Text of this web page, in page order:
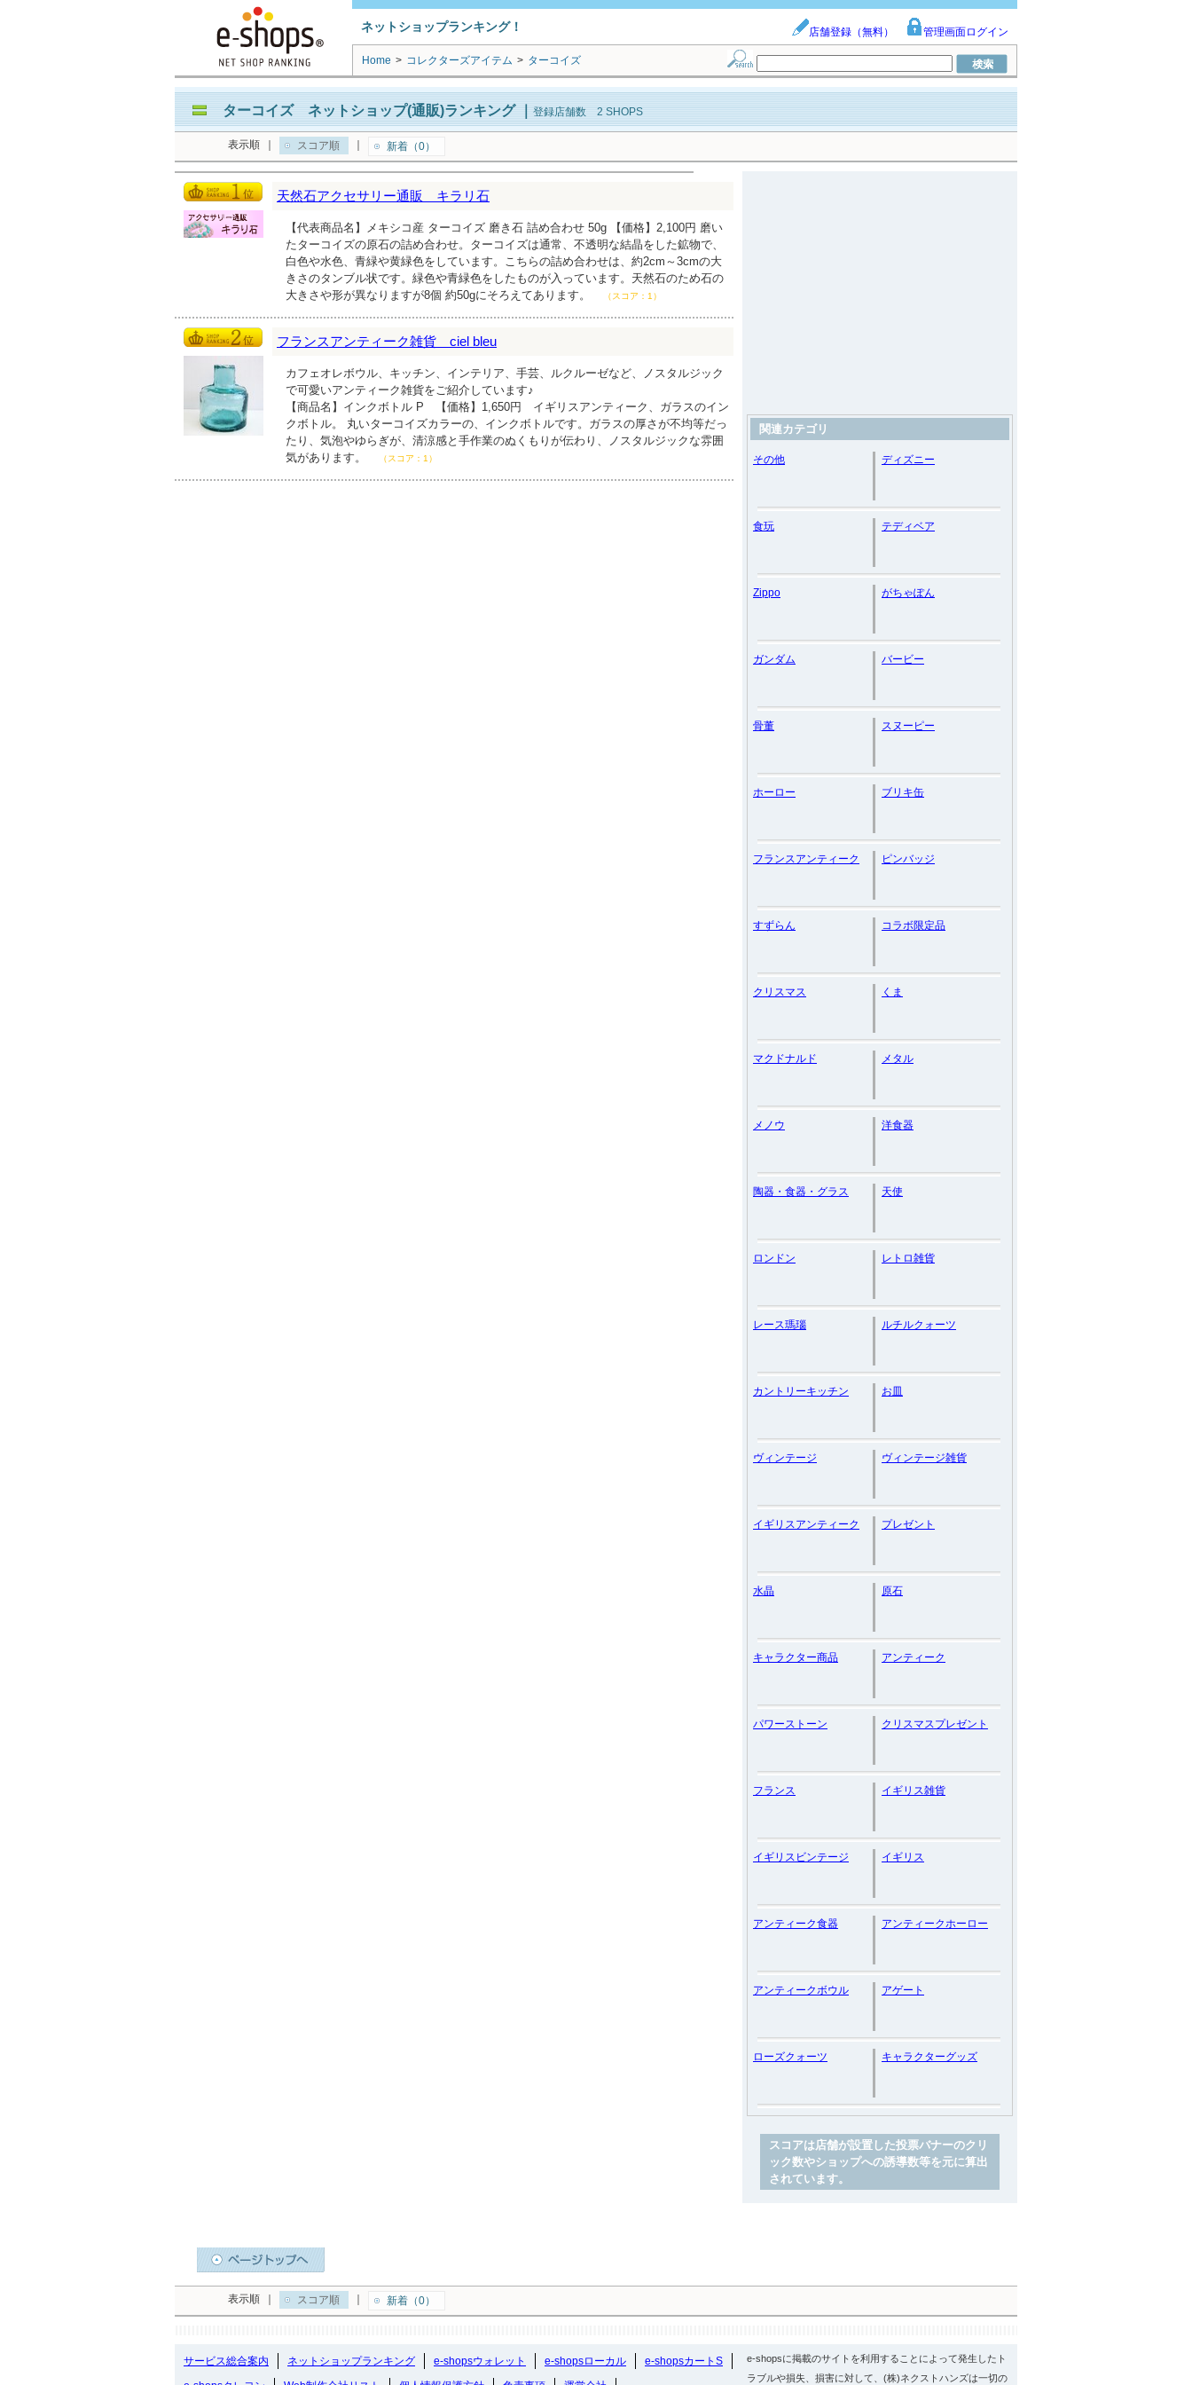
ネットショップランキング！ 店舗登録（無料） 管理画面ログイン
Home > コレクターズアイテム > ターコイズ
ターコイズ ネットショップ(通販)ランキング｜ 登録店舗数 2 SHOPS
表示順 スコア順 新着（0）
天然石アクセサリー通販 キラリ石
【代表商品名】メキシコ産 ターコイズ 磨き石 詰め合わせ 50g 【価格】2,100円 磨い
たターコイズの原石の詰め合わせ。ターコイズは通常、不透明な結晶をした鉱物で、
白色や水色、青緑や黄緑色をしています。こちらの詰め合わせは、約2cm～3cmの大
きさのタンブル状です。緑色や青緑色をしたものが入っています。天然石のため石の
大きさや形が異なりますが8個 約50gにそろえてあります。
（スコア：1）
フランスアンティーク雑貨 ciel bleu
カフェオレボウル、キッチン、インテリア、手芸、ルクルーゼなど、ノスタルジック
で可愛いアンティーク雑貨をご紹介しています♪
【商品名】インクボトル P 【価格】1,650円 イギリスアンティーク、ガラスのイン
クボトル。 丸いターコイズカラーの、インクボトルです。ガラスの厚さが不均等だっ
たり、気泡やゆらぎが、清涼感と手作業のぬくもりが伝わり、ノスタルジックな雰囲
気があります。
（スコア：1）
関連カテゴリ
その他 ディズニー
食玩 テディベア
Zippo がちゃぽん
ガンダム バービー
骨董 スヌーピー
ホーロー ブリキ缶
フランスアンティーク ピンバッジ
すずらん コラボ限定品
クリスマス くま
マクドナルド メタル
メノウ 洋食器
陶器・食器・グラス 天使
ロンドン レトロ雑貨
レース瑪瑙 ルチルクォーツ
カントリーキッチン お皿
ヴィンテージ ヴィンテージ雑貨
イギリスアンティーク プレゼント
水晶 原石
キャラクター商品 アンティーク
パワーストーン クリスマスプレゼント
フランス イギリス雑貨
イギリスビンテージ イギリス
アンティーク食器 アンティークホーロー
アンティークボウル アゲート
ローズクォーツ キャラクターグッズ
スコアは店舗が設置した投票バナーのクリ
ック数やショップへの誘導数等を元に算出
されています。
表示順 スコア順 新着（0）
サービス総合案内 ネットショップランキング e-shopsウォレット e-shopsローカル
e-shopsカートS
e-shopsに掲載のサイトを利用することによって発生したト
ラブルや損失、損害に対して、(株)ネクストハンズは一切の